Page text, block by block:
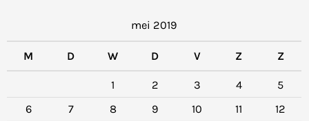
mei 2019
M D W D V Z Z
1 2 3 4
5
6
7 8 9 10 11
12